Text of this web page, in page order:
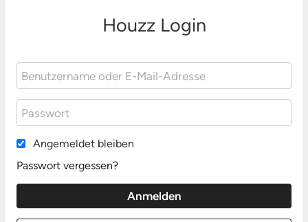
Houzz Login
Angemeldet bleiben
Passwort vergessen?